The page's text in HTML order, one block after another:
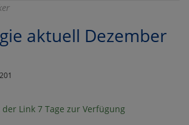
aktuell Dezember
Link 7 Tage zur Verfügung
Alle Akzeptieren